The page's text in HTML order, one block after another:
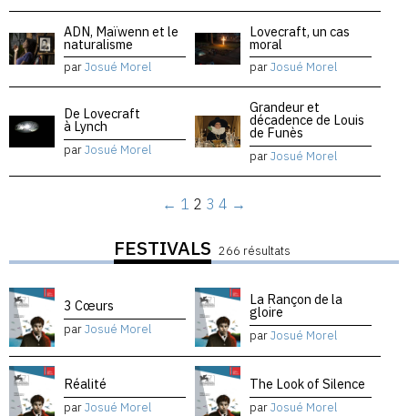
ADN, Maïwenn et le
naturalisme
parJosué Morel
Lovecraft, un cas
moral
parJosué Morel
De Lovecraft
à Lynch
parJosué Morel
Grandeur et
décadence de Louis
de Funès
parJosué Morel
← 1 2 3 4 →
FESTIVALS 266 résultats
3 Cœurs
parJosué Morel
La Rançon de la
gloire
parJosué Morel
Réalité
parJosué Morel
The Look of Silence
parJosué Morel